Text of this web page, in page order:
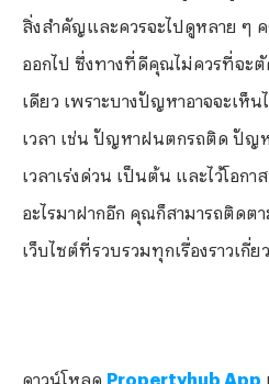
สิ่งสำคัญและควรจะไปดูหลาย ๆ
ออกไป ซึ่งทางที่ดีคุณไม่ควรที่จะตั
เดียว เพราะบางปัญหาอาจจะเห็น
เวลา เช่น ปัญหาฝนตกรถติด ปัญห
เวลาเร่งด่วน เป็นต้น และไว้โอก
อะไรมาฝากอีก คุณก็สามารถติดต
เว็บไซต์ที่รวบรวมทุกเรื่องราวเกี่
ดาวน์โหลด Propertyhub App